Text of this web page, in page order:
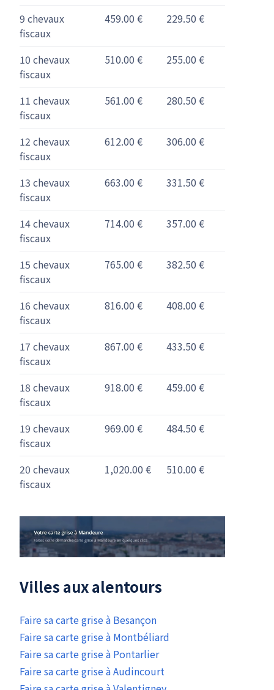
9 chevaux
fiscaux
459.00 € 229.50 €
10 chevaux
fiscaux
510.00 € 255.00 €
11 chevaux
fiscaux
561.00 € 280.50 €
12 chevaux
fiscaux
612.00 € 306.00 €
13 chevaux
fiscaux
663.00 € 331.50 €
14 chevaux
fiscaux
714.00 € 357.00 €
15 chevaux
fiscaux
765.00 € 382.50 €
16 chevaux
fiscaux
816.00 € 408.00 €
17 chevaux
fiscaux
867.00 € 433.50 €
18 chevaux
fiscaux
918.00 € 459.00 €
19 chevaux
fiscaux
969.00 € 484.50 €
20 chevaux
fiscaux
1,020.00 € 510.00 €
Villes aux alentours
Faire sa carte grise à Besançon
Faire sa carte grise à Montbéliard
Faire sa carte grise à Pontarlier
Faire sa carte grise à Audincourt